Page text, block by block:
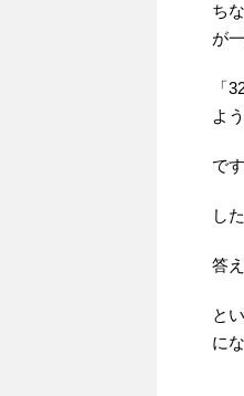
ち
が
「
よ
で
し
答
と
に